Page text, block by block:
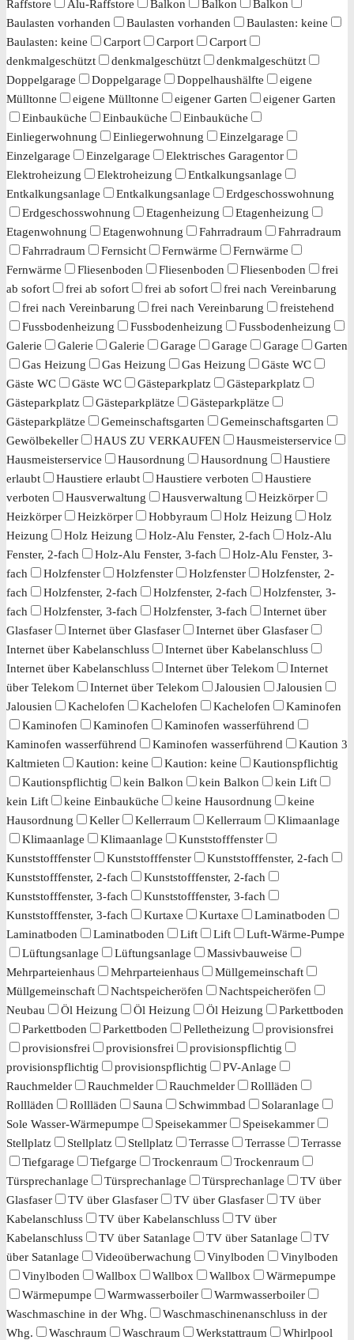
Raffstore Alu-Raffstore Balkon Balkon
Balkon
Baulasten vorhanden
Baulasten vorhanden
Baulasten: keine
Baulasten: keine
Carport Carport
Carport
denkmalgeschützt
denkmalgeschützt
denkmalgeschützt
Doppelgarage
Doppelgarage Doppelhaushälfte
eigene
Mülltonne
eigene Mülltonne eigener Garten
eigener Garten
Einbauküche
Einbauküche
Einbauküche
Einliegerwohnung
Einliegerwohnung
Einzelgarage
Einzelgarage
Einzelgarage
Elektrisches Garagentor
Elektroheizung
Elektroheizung
Entkalkungsanlage
Entkalkungsanlage
Entkalkungsanlage
Erdgeschosswohnung
Erdgeschosswohnung
Etagenheizung
Etagenheizung
Etagenwohnung
Etagenwohnung Fahrradraum
Fahrradraum
Fahrradraum
Fernsicht Fernwärme
Fernwärme
Fernwärme
Fliesenboden Fliesenboden Fliesenboden
frei
ab sofort
frei ab sofort frei ab sofort
frei nach Vereinbarung
frei nach Vereinbarung
frei nach Vereinbarung
freistehend
Fussbodenheizung
Fussbodenheizung
Fussbodenheizung
Galerie
Galerie Galerie Garage Garage Garage
Garten
Gas Heizung
Gas Heizung Gas Heizung
Gäste WC
Gäste WC
Gäste WC Gästeparkplatz
Gästeparkplatz
Gästeparkplatz
Gästeparkplätze
Gästeparkplätze
Gästeparkplätze
Gemeinschaftsgarten
Gemeinschaftsgarten
Gewölbekeller
HAUS ZU VERKAUFEN
Hausmeisterservice
Hausmeisterservice
Hausordnung Hausordnung
Haustiere
erlaubt
Haustiere erlaubt Haustiere verboten
Haustiere
verboten
Hausverwaltung Hausverwaltung
Heizkörper
Heizkörper
Heizkörper Hobbyraum Holz Heizung
Holz
Heizung
Holz Heizung Holz-Alu Fenster, 2-fach
Holz-Alu
Fenster, 2-fach
Holz-Alu Fenster, 3-fach
Holz-Alu Fenster, 3-
fach
Holzfenster Holzfenster Holzfenster
Holzfenster, 2-
fach
Holzfenster, 2-fach Holzfenster, 2-fach
Holzfenster, 3-
fach
Holzfenster, 3-fach Holzfenster, 3-fach
Internet über
Glasfaser
Internet über Glasfaser
Internet über Glasfaser
Internet über Kabelanschluss
Internet über Kabelanschluss
Internet über Kabelanschluss
Internet über Telekom
Internet
über Telekom
Internet über Telekom Jalousien
Jalousien
Jalousien
Kachelofen Kachelofen Kachelofen
Kaminofen
Kaminofen
Kaminofen
Kaminofen wasserführend
Kaminofen wasserführend
Kaminofen wasserführend
Kaution 3
Kaltmieten
Kaution: keine Kaution: keine
Kautionspflichtig
Kautionspflichtig
kein Balkon kein Balkon
kein Lift
kein Lift
keine Einbauküche keine Hausordnung
keine
Hausordnung
Keller Kellerraum Kellerraum
Klimaanlage
Klimaanlage
Klimaanlage
Kunststofffenster
Kunststofffenster
Kunststofffenster
Kunststofffenster, 2-fach
Kunststofffenster, 2-fach
Kunststofffenster, 2-fach
Kunststofffenster, 3-fach
Kunststofffenster, 3-fach
Kunststofffenster, 3-fach
Kurtaxe Kurtaxe
Laminatboden
Laminatboden
Laminatboden Lift Lift
Luft-Wärme-Pumpe
Lüftungsanlage
Lüftungsanlage
Massivbauweise
Mehrparteienhaus
Mehrparteienhaus
Müllgemeinschaft
Müllgemeinschaft
Nachtspeicheröfen
Nachtspeicheröfen
Neubau
Öl Heizung Öl Heizung Öl Heizung
Parkettboden
Parkettboden
Parkettboden Pelletheizung
provisionsfrei
provisionsfrei
provisionsfrei
provisionspflichtig
provisionspflichtig
provisionspflichtig
PV-Anlage
Rauchmelder
Rauchmelder Rauchmelder
Rollläden
Rollläden
Rollläden Sauna Schwimmbad
Solaranlage
Sole Wasser-Wärmepumpe
Speisekammer
Speisekammer
Stellplatz
Stellplatz Stellplatz Terrasse Terrasse
Terrasse
Tiefgarage
Tiefgarge Trockenraum
Trockenraum
Türsprechanlage
Türsprechanlage Türsprechanlage
TV über
Glasfaser
TV über Glasfaser TV über Glasfaser
TV über
Kabelanschluss
TV über Kabelanschluss
TV über
Kabelanschluss
TV über Satanlage TV über Satanlage
TV
über Satanlage
Videoüberwachung Vinylboden
Vinylboden
Vinylboden
Wallbox Wallbox Wallbox
Wärmepumpe
Wärmepumpe
Warmwasserboiler
Warmwasserboiler
Waschmaschine in der Whg.
Waschmaschinenanschluss in der
Whg.
Waschraum Waschraum Werkstattraum
Whirlpool